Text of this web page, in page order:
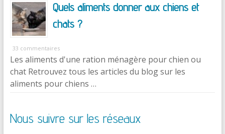
Quels aliments donner aux chiens et
chats ?
33 commentaires
Les aliments d'une ration ménagère pour chien ou
chat Retrouvez tous les articles du blog sur les
aliments pour chiens …
Nous suivre sur les réseaux